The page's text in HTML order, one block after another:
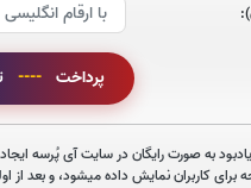
پرداخت ---- تومان
به صورت رایگان در سایت آی پُرسه
برای کاربران نمایش داده میشود، و بعد
صوت دعای فرج اقا امام